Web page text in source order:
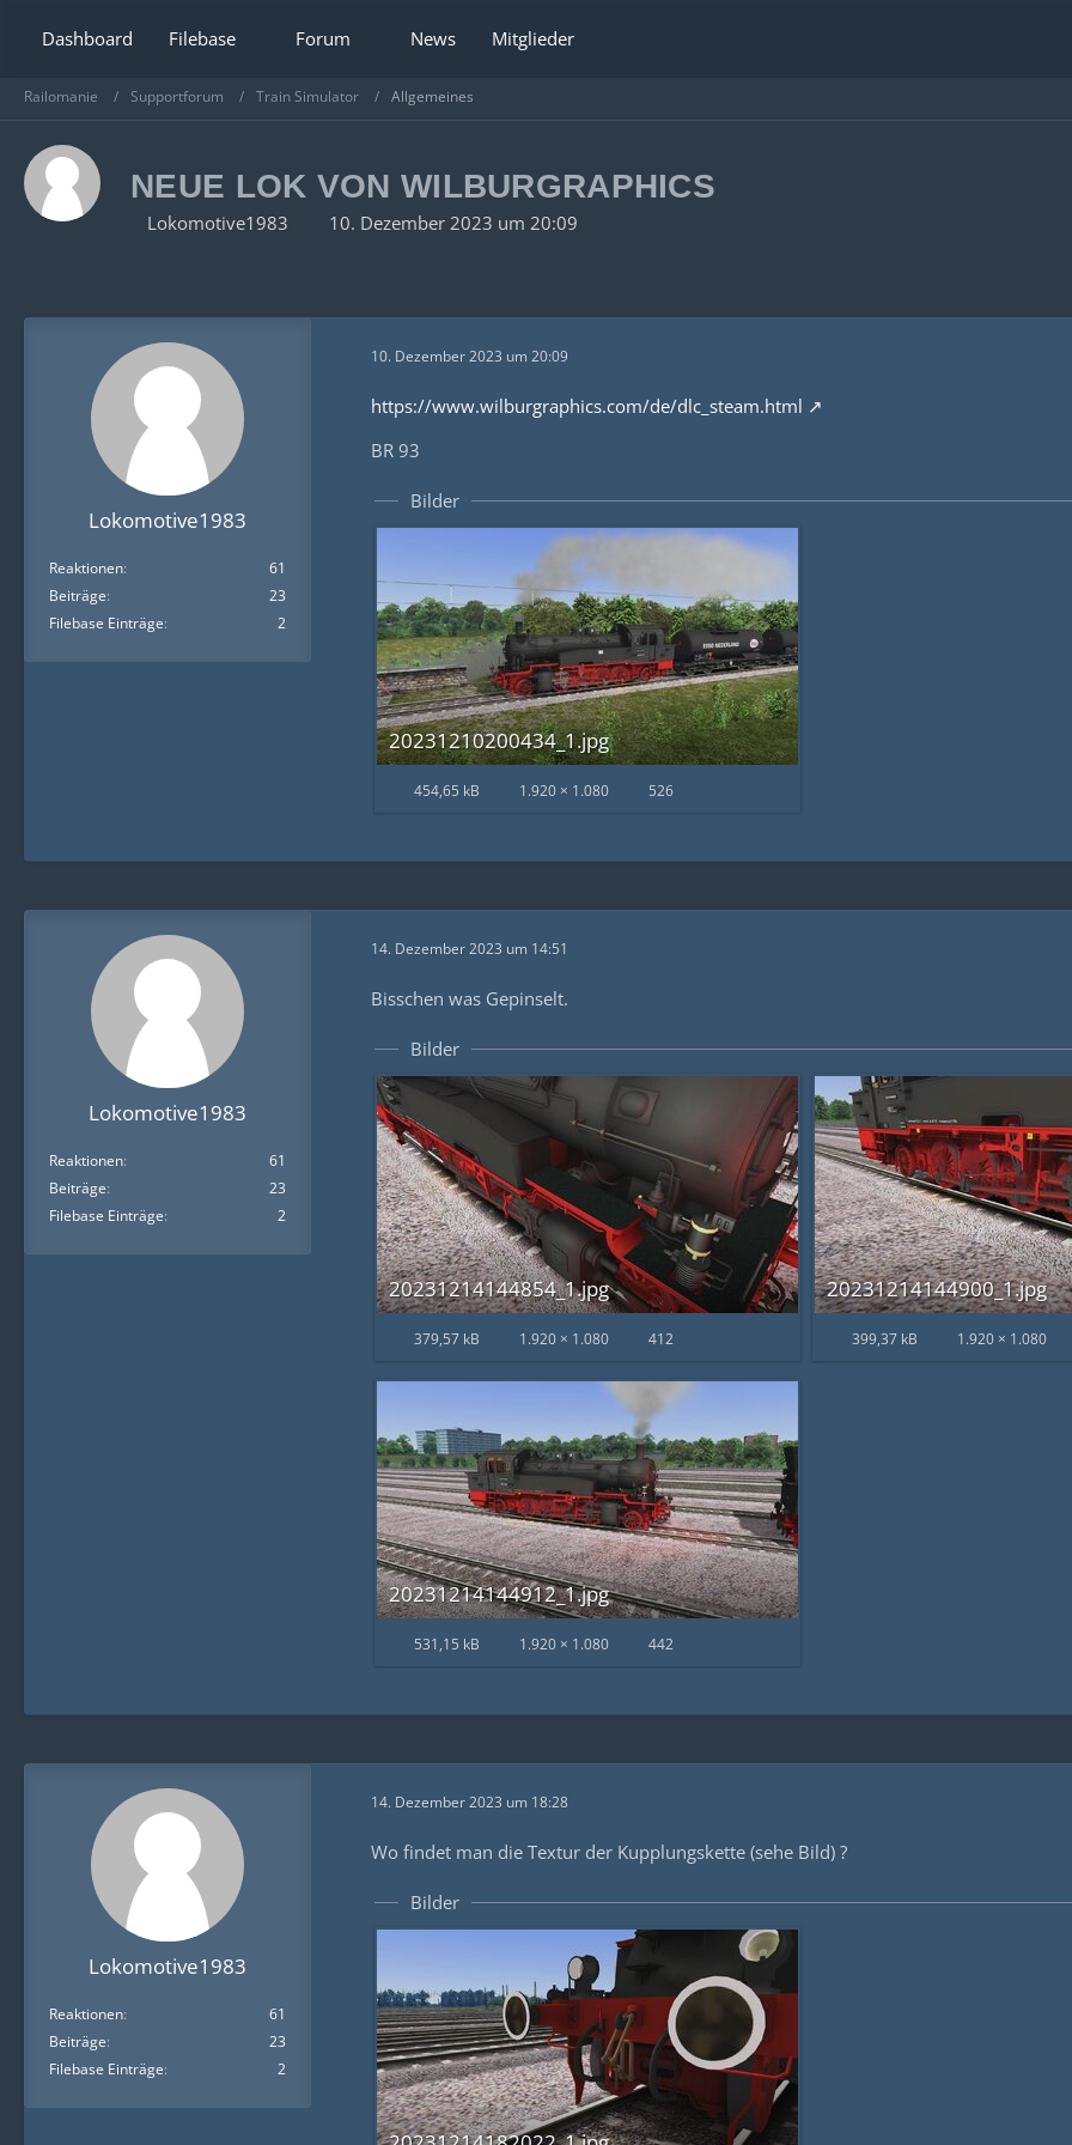
Dashboard Filebase Forum News Mitglieder
Railomanie Supportforum Train Simulator Allgemeines
NEUE LOK VON WILBURGRAPHICS
Lokomotive1983 10. Dezember 2023 um 20:09
Lokomotive1983
Reaktionen
61
Beiträge
23
Filebase Einträge
2
10. Dezember 2023 um 20:09
https://www.wilburgraphics.com/de/dlc_steam.html
BR 93
Bilder
20231210200434_1.jpg
454,65 kB 1.920 × 1.080 526
Lokomotive1983
Reaktionen
61
Beiträge
23
Filebase Einträge
2
14. Dezember 2023 um 14:51
Bisschen was Gepinselt.
Bilder
20231214144854_1.jpg
379,57 kB 1.920 × 1.080 412
20231214144900_1.jpg
399,37 kB 1.920 × 1.080
20231214144912_1.jpg
531,15 kB 1.920 × 1.080 442
Lokomotive1983
Reaktionen
61
Beiträge
23
Filebase Einträge
2
14. Dezember 2023 um 18:28
Wo findet man die Textur der Kupplungskette (sehe Bild) ?
Bilder